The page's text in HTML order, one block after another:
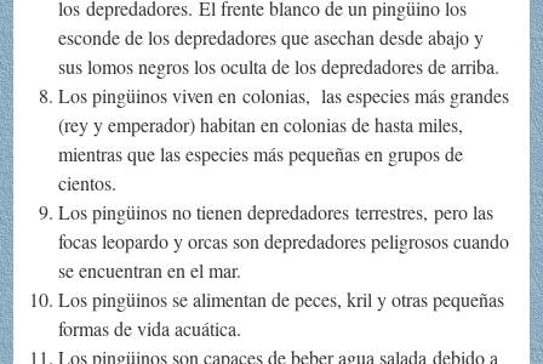
los depredadores. El frente blanco de un pingüino los
esconde de los depredadores que asechan desde abajo y
sus lomos negros los oculta de los depredadores de arriba.
Los pingüinos viven en colonias, las especies más grandes
(rey y emperador) habitan en colonias de hasta miles,
mientras que las especies más pequeñas en grupos de
cientos.
Los pingüinos no tienen depredadores terrestres, pero las
focas leopardo y orcas son depredadores peligrosos cuando
se encuentran en el mar.
Los pingüinos se alimentan de peces, kril y otras pequeñas
formas de vida acuática.
Los pingüinos son capaces de beber agua salada debido a